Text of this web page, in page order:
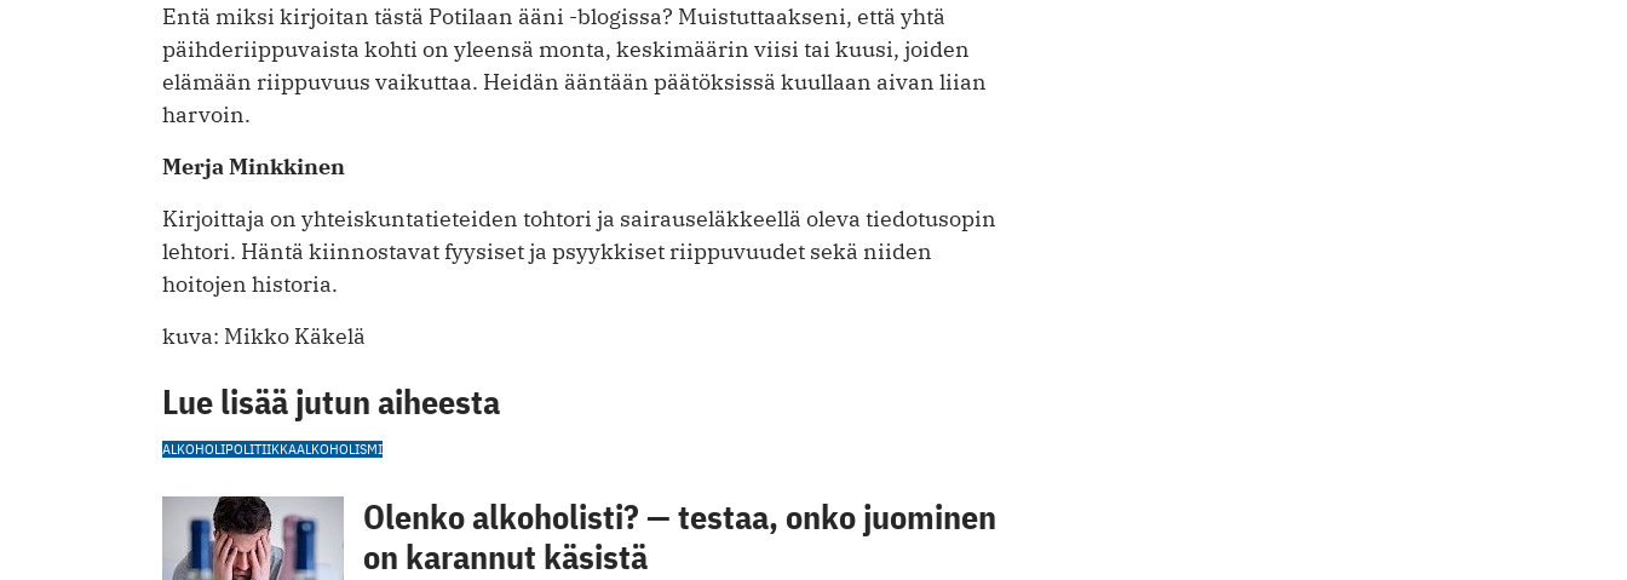
Entä miksi kirjoitan tästä Potilaan ääni -blogissa? Muistuttaakseni, että yhtä
päihderiippuvaista kohti on yleensä monta, keskimäärin viisi tai kuusi, joiden
elämään riippuvuus vaikuttaa. Heidän ääntään päätöksissä kuullaan aivan liian
harvoin.
Merja Minkkinen
Kirjoittaja on yhteiskuntatieteiden tohtori ja sairauseläkkeellä oleva tiedotusopin
lehtori. Häntä kiinnostavat fyysiset ja psyykkiset riippuvuudet sekä niiden
hoitojen historia.
kuva: Mikko Käkelä
Lue lisää jutun aiheesta
ALKOHOLIPOLITIIKKAALKOHOLISMI
Olenko alkoholisti? — testaa, onko juominen
on karannut käsistä